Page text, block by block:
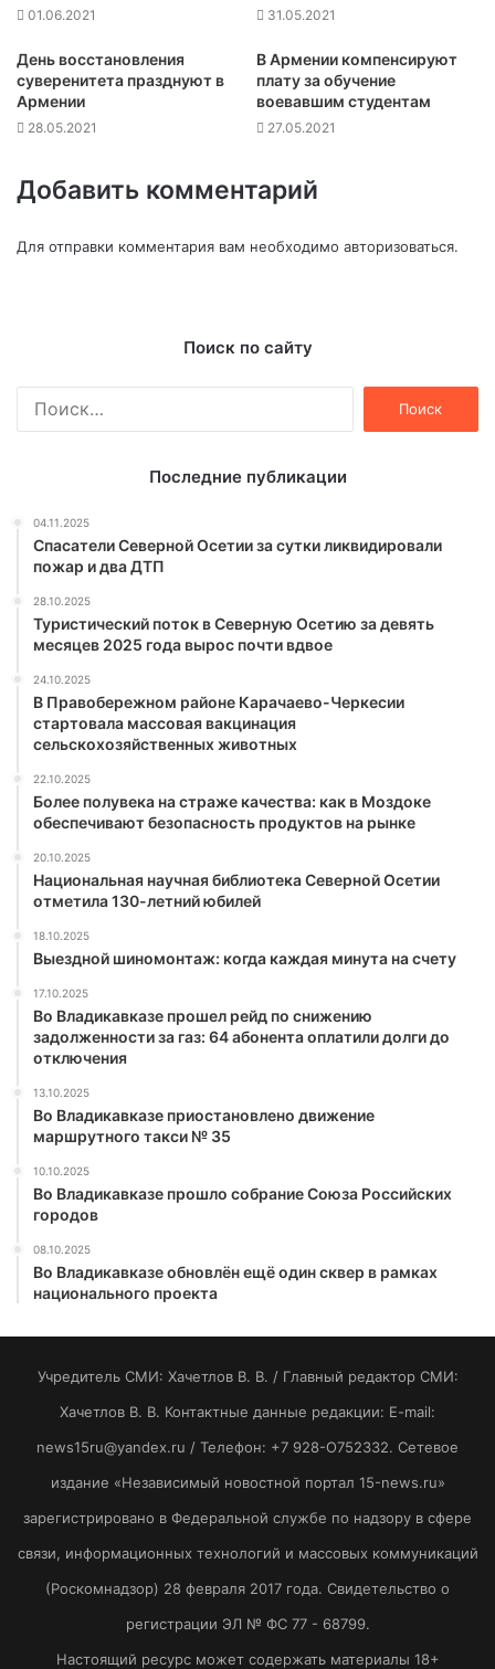
01.06.2021 31.05.2021
День восстановления
суверенитета празднуют в
Армении
28.05.2021
В Армении компенсируют
плату за обучение
воевавшим студентам
27.05.2021
Добавить комментарий
Для отправки комментария вам необходимо авторизоваться.
Поиск по сайту
Последние публикации
04.11.2025
Спасатели Северной Осетии за сутки ликвидировали
пожар и два ДТП
28.10.2025
Туристический поток в Северную Осетию за девять
месяцев 2025 года вырос почти вдвое
24.10.2025
В Правобережном районе Карачаево-Черкесии
стартовала массовая вакцинация
сельскохозяйственных животных
22.10.2025
Более полувека на страже качества: как в Моздоке
обеспечивают безопасность продуктов на рынке
20.10.2025
Национальная научная библиотека Северной Осетии
отметила 130-летний юбилей
18.10.2025
Выездной шиномонтаж: когда каждая минута на счету
17.10.2025
Во Владикавказе прошел рейд по снижению
задолженности за газ: 64 абонента оплатили долги до
отключения
13.10.2025
Во Владикавказе приостановлено движение
маршрутного такси № 35
10.10.2025
Во Владикавказе прошло собрание Союза Российских
городов
08.10.2025
Во Владикавказе обновлён ещё один сквер в рамках
национального проекта
Учредитель СМИ: Хaчeтлoв B. B. / Главный редактор СМИ:
Хaчeтлoв B. B. Контактные данные редакции: E-mail:
news15ru@yandex.ru / Телефон: +7 928-O752332. Сетевое
издание «Независимый новостной портал 15-news.ru»
зарегистрировано в Федеральной службе по надзору в сфере
связи, информационных технологий и массовых коммуникаций
(Роскомнадзор) 28 февраля 2017 года. Свидетельство о
регистрации ЭЛ № ФС 77 - 68799.
Настоящий ресурс может содержать материалы 18+